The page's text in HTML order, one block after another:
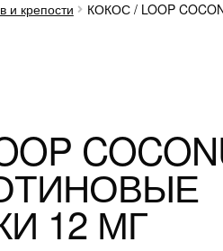
и крепости
КОКОС / LOOP
12 МГ